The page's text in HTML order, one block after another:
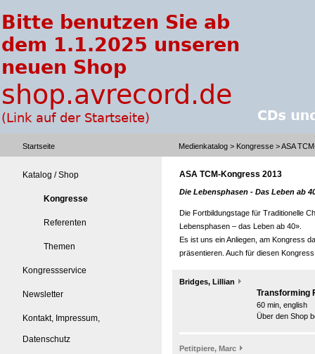
Startseite Medienkatalog > Kongresse > ASA
Katalog / Shop
Kongresse
Referenten
Themen
Kongressservice
Newsletter
Kontakt, Impressum,
Datenschutz
ASA TCM-Kongress 2013
Die Lebensphasen - Das Leben ab
Die Fortbildungstage für Traditionelle
Lebensphasen – das Leben ab 40».
Es ist uns ein Anliegen, am Kongress
präsentieren. Auch für diesen
Bridges, Lillian
Transforming
60 min, english
Über den Shop
Petitpiere, Marc